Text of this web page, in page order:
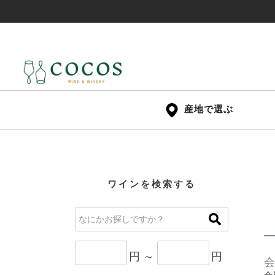
産地で選ぶ
ワインを検索する
円 ～ 円